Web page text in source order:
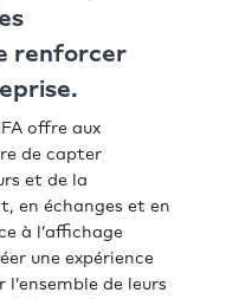
renforcer
offre aux
de capter
et de la
en échanges et en
à l’affichage
une expérience
de leurs